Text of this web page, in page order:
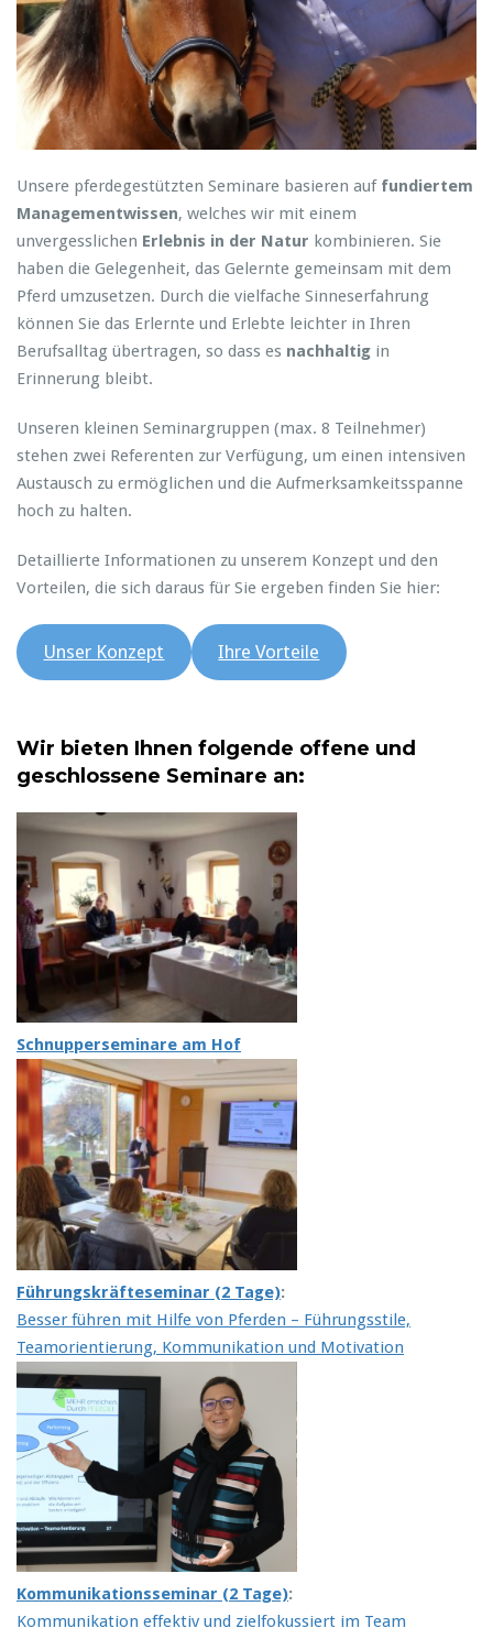
Unsere pferdegestützten Seminare basieren auf fundiertem
Managementwissen, welches wir mit einem
unvergesslichen Erlebnis in der Natur kombinieren. Sie
haben die Gelegenheit, das Gelernte gemeinsam mit dem
Pferd umzusetzen. Durch die vielfache Sinneserfahrung
können Sie das Erlernte und Erlebte leichter in Ihren
Berufsalltag übertragen, so dass es nachhaltig in
Erinnerung bleibt.
Unseren kleinen Seminargruppen (max. 8 Teilnehmer)
stehen zwei Referenten zur Verfügung, um einen intensiven
Austausch zu ermöglichen und die Aufmerksamkeitsspanne
hoch zu halten.
Detaillierte Informationen zu unserem Konzept und den
Vorteilen, die sich daraus für Sie ergeben finden Sie hier:
Unser Konzept Ihre Vorteile
Wir bieten Ihnen folgende offene und
geschlossene Seminare an:
Schnupperseminare am Hof
Führungskräfteseminar (2 Tage):
Besser führen mit Hilfe von Pferden – Führungsstile,
Teamorientierung, Kommunikation und Motivation
Kommunikationsseminar (2 Tage):
Kommunikation effektiv und zielfokussiert im Team